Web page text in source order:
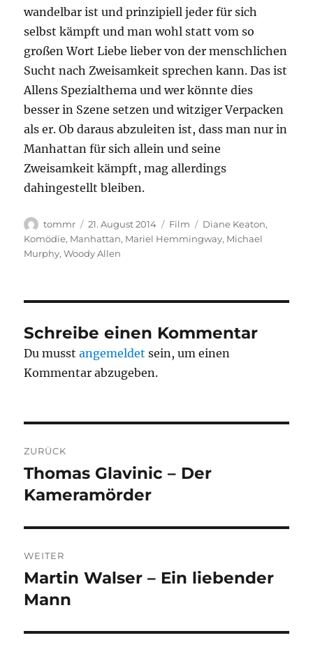
wandelbar ist und prinzipiell jeder für sich
selbst kämpft und man wohl statt vom so
großen Wort Liebe lieber von der menschlichen
Sucht nach Zweisamkeit sprechen kann. Das ist
Allens Spezialthema und wer könnte dies
besser in Szene setzen und witziger Verpacken
als er. Ob daraus abzuleiten ist, dass man nur in
Manhattan für sich allein und seine
Zweisamkeit kämpft, mag allerdings
dahingestellt bleiben.
Autor
tommr
Veröffentlicht
am
21. August 2014 Kategorien
Film Schlagwörter
Diane Keaton,
Komödie, Manhattan, Mariel Hemmingway, Michael
Murphy,Woody Allen
Schreibe einen Kommentar
Du musstangemeldet sein, um einen
Kommentar abzugeben.
ZURÜCK
Vorheriger
Beitrag:
Thomas Glavinic – Der
Kameramörder
WEITER
Nächster
Beitrag:
Martin Walser – Ein liebender
Mann